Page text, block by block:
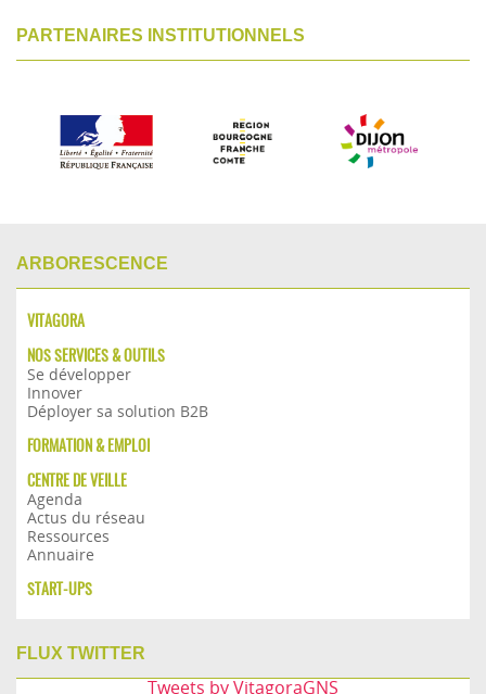
PARTENAIRES INSTITUTIONNELS
ARBORESCENCE
VITAGORA
NOS SERVICES & OUTILS
Se développer
Innover
Déployer sa solution B2B
FORMATION & EMPLOI
CENTRE DE VEILLE
Agenda
Actus du réseau
Ressources
Annuaire
START-UPS
FLUX TWITTER
Tweets by VitagoraGNS